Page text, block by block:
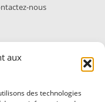
aux
des technologies
nous